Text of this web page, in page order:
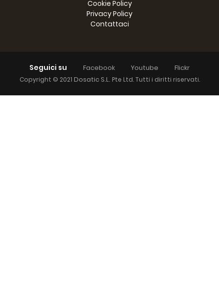
Cookie Policy
Privacy Policy
Contattaci
Seguici su Facebook Youtube Flickr
Copyright © 2021 Dosatic S.L. Pte Ltd. Tutti i diritti riservati.